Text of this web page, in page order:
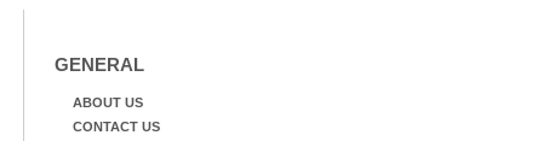
GENERAL
ABOUT US
CONTACT US